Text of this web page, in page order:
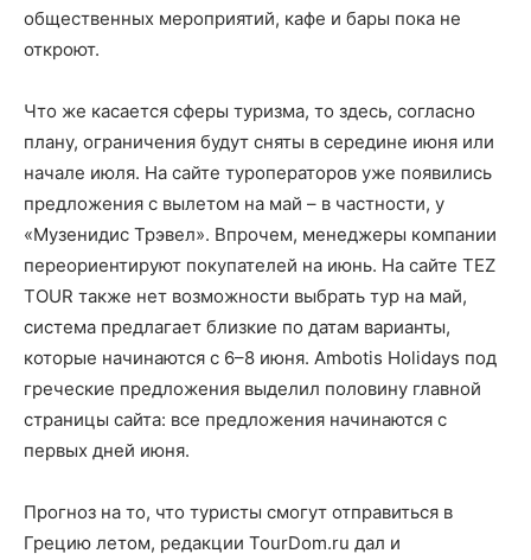
общественных мероприятий, кафе и бары пока не
откроют.
Что же касается сферы туризма, то здесь, согласно
плану, ограничения будут сняты в середине июня или
начале июля. На сайте туроператоров уже появились
предложения с вылетом на май – в частности, у
«Музенидис Трэвел». Впрочем, менеджеры компании
переориентируют покупателей на июнь. На сайте TEZ
TOUR также нет возможности выбрать тур на май,
система предлагает близкие по датам варианты,
которые начинаются с 6–8 июня. Ambotis Holidays под
греческие предложения выделил половину главной
страницы сайта: все предложения начинаются с
первых дней июня.
Прогноз на то, что туристы смогут отправиться в
Грецию летом, редакции TourDom.ru дал и